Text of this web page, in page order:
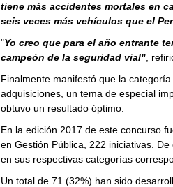
tiene más accidentes mortales en
seis veces más vehículos que el
"Yo creo que para el año entrante
campeón de la seguridad vial",
Finalmente manifestó que la
adquisiciones, un tema de especial
obtuvo un resultado óptimo.
En la edición 2017 de este concurso
en Gestión Pública, 222 iniciativas.
en sus respectivas categorías
Un total de 71 (32%) han sido